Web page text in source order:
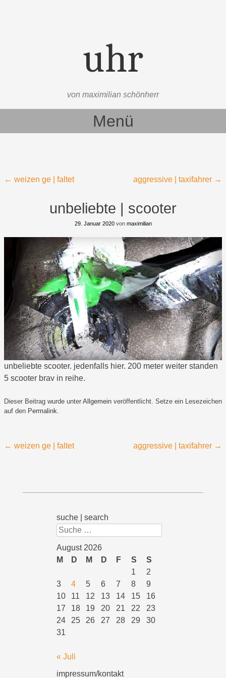
uhr
von maximilian schönherr
Menü
Beitragsnavigation
← weizen ge | faltet aggressive | taxifahrer →
unbeliebte | scooter
29. Januar 2020von maximilian
unbeliebte scooter. jedenfalls hier. 200 meter weiter standen
5 scooter brav in reihe.
Dieser Beitrag wurde unter Allgemein veröffentlicht. Setze ein Lesezeichen
auf den Permalink
Beitragsnavigation
← weizen ge | faltet aggressive | taxifahrer →
suche | search
Suchen
August 2026
M
D M D F S
S
1
2
3
4 5 6 7 8
9
10
11 12 13 14 15
16
17
18 19 20 21 22
23
24
25 26 27 28 29
30
31
« Juli
impressum/kontakt